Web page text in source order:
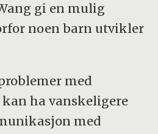
gi en mulig
noen barn utvikler
med
ha vanskeligere
med